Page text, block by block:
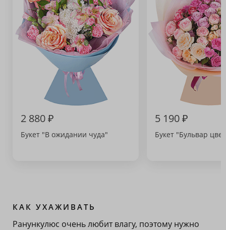
2 880 ₽
Букет "В ожидании чуда"
5 190 ₽
Букет "Бульвар
КАК УХАЖИВАТЬ
Ранункулюс очень любит влагу, поэтому нужно